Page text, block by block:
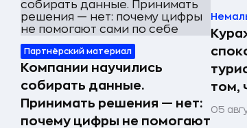
Партнёрский материал
Компании научились
собирать данные.
Принимать решения — нет:
почему цифры не помогают
том,
05